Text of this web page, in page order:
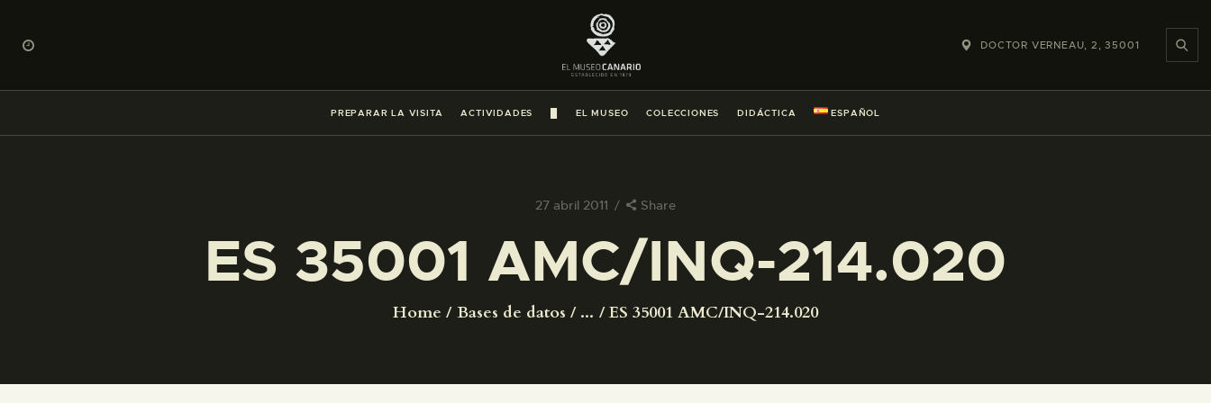
DOCTOR VERNEAU, 2, 35001
PREPARAR LA VISITA ACTIVIDADES EL MUSEO COLECCIONES DIDÁCTICA ESPAÑOL
27 abril 2011 Share
ES 35001 AMC/INQ-214.020
Home Bases de datos ... ES 35001 AMC/INQ-214.020
PREPARAR LA VISITA
ACTIVIDADES
█
COLECCIONES
DIDÁCTICA